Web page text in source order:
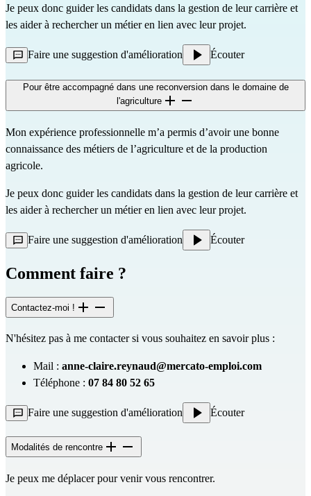
Je peux donc guider les candidats dans la gestion de leur carrière et
les aider à rechercher un métier en lien avec leur projet.
Faire une suggestion d'amélioration Écouter
Pour être accompagné dans une reconversion dans le domaine de
l'agriculture
Mon expérience professionnelle m’a permis d’avoir une bonne
connaissance des métiers de l’agriculture et de la production
agricole.
Je peux donc guider les candidats dans la gestion de leur carrière et
les aider à rechercher un métier en lien avec leur projet.
Faire une suggestion d'amélioration Écouter
Comment faire ?
Contactez-moi !
N'hésitez pas à me contacter si vous souhaitez en savoir plus :
Mail : anne-claire.reynaud@mercato-emploi.com
Téléphone : 07 84 80 52 65
Faire une suggestion d'amélioration Écouter
Modalités de rencontre
Je peux me déplacer pour venir vous rencontrer.